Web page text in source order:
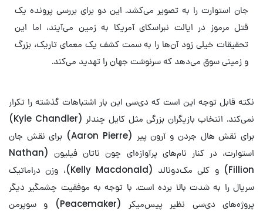
جان استوارت را به تصویر می‌کشد. این دو برای بررسی پرونده یک
قتل مرموز در ایالت نبراسکای آمریکا به زمین می‌آیند، اما این
تحقیقات خیلی زود آن‌ها را به سمت کشف یک معمای تاریک، بزرگ
و زمینی سوق می‌دهد که سرنوشت جهان را تهدید می‌کند.
نکته قابل توجه این است که دی‌سی این بار اشتباهات گذشته را تکرار
نمی‌کند. انتخاب بازیگران بزرگی مثل کایل چندلر (Kyle Chandler)
برای نقش هال جردن و آرون پیر (Aaron Pierre) برای نقش جان
استوارت، در کنار نام‌های پرآوازه‌ای چون ناتان فیلیون (Nathan
Fillion) و کلی مک‌دونالد (Kelly Macdonald)، وزن دراماتیک
سریال را به شدت بالا برده است. با توجه به موفقیت چشمگیر دیگر
پروژه‌های دی‌سی نظیر پیس‌میکر (Peacemaker) و سوپرمن